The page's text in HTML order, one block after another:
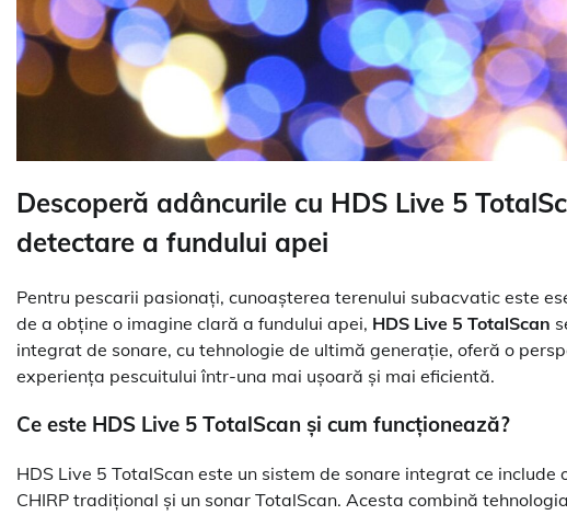
Descoperă adâncurile cu HDS Live 5
detectare a fundului apei
Pentru pescarii pasionați, cunoașterea terenului subacvatic este
de a obține o imagine clară a fundului apei, HDS Live 5 TotalScan
integrat de sonare, cu tehnologie de ultimă generație, oferă o
experiența pescuitului într-una mai ușoară și mai eficientă.
Ce este HDS Live 5 TotalScan și cum funcționează?
HDS Live 5 TotalScan este un sistem de sonare integrat ce
CHIRP tradițional și un sonar TotalScan. Acesta combină